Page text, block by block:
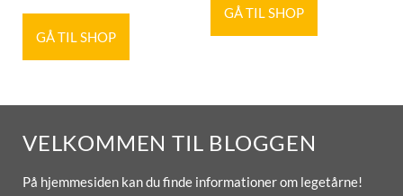
GÅ TIL SHOP
GÅ TIL SHOP
VELKOMMEN TIL BLOGGEN
På hjemmesiden kan du finde informationer om legetårne!